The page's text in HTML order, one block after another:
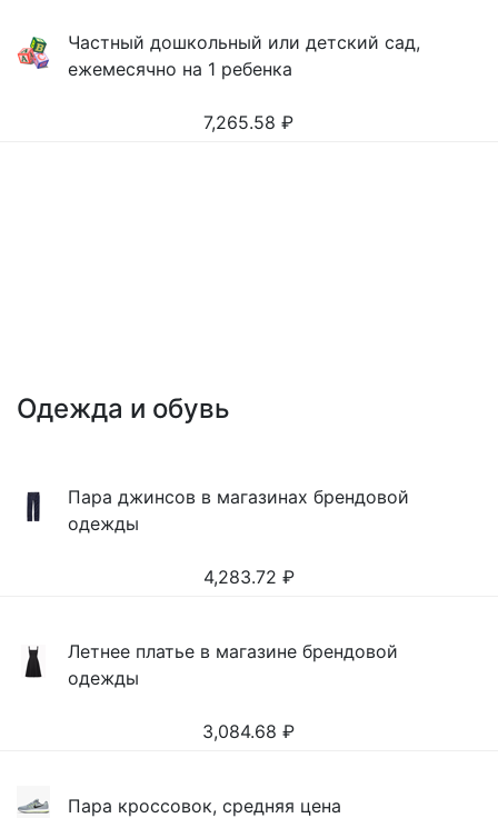
Частный дошкольный или детский сад,
ежемесячно на 1 ребенка
7,265.58 ₽
Одежда и обувь
Пара джинсов в магазинах брендовой
одежды
4,283.72 ₽
Летнее платье в магазине брендовой
одежды
3,084.68 ₽
Пара кроссовок, средняя цена